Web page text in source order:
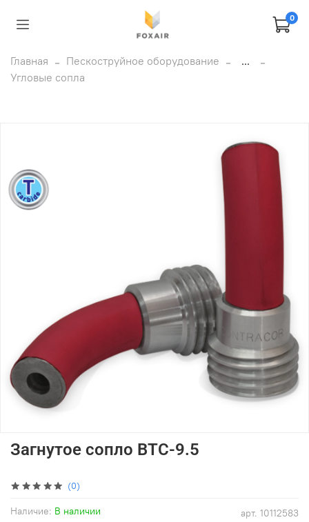
0
Главная Пескоструйное оборудование
...
Угловые сопла
(0)
арт. 10112583
Наличие: В наличии
Загнутое сопло BTC-9.5